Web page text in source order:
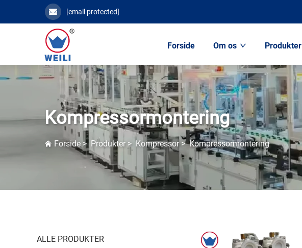
[email protected]
Forside Om os Produkter
Kompressormontering
Forside > Produkter> Kompressor>Kompressormontering
ALLE PRODUKTER